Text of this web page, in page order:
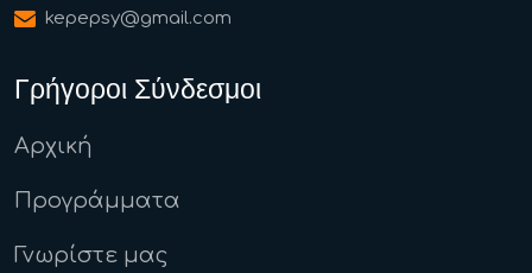
kepepsy@gmail.com
Γρήγοροι Σύνδεσμοι
Αρχική
Προγράμματα
Γνωρίστε μας